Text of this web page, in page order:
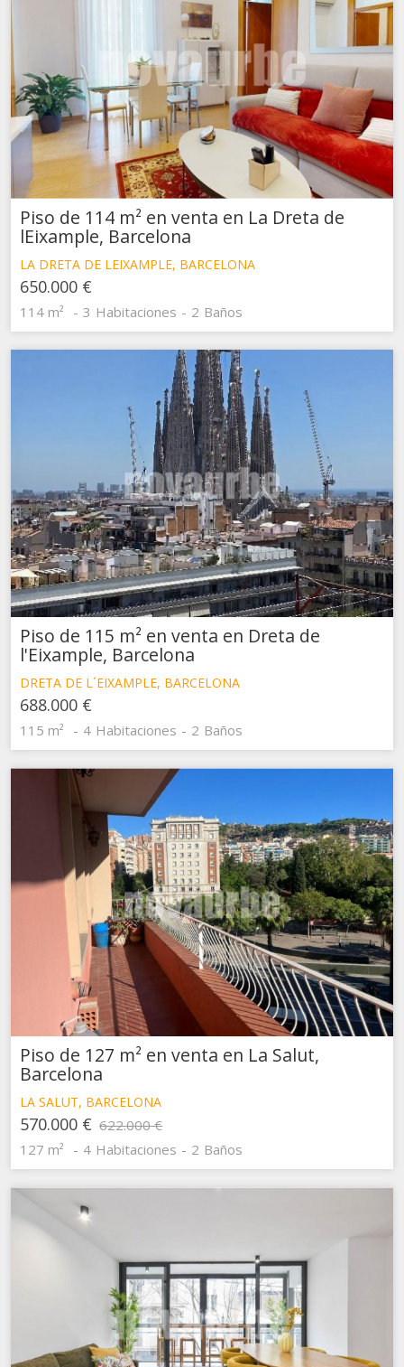
Piso de 114 m² en venta en La Dreta de
lEixample, Barcelona
LA DRETA DE LEIXAMPLE, BARCELONA
650.000 €
114 m² 3 Habitaciones 2 Baños
Piso de 115 m² en venta en Dreta de
l'Eixample, Barcelona
DRETA DE L´EIXAMPLE, BARCELONA
688.000 €
115 m² 4 Habitaciones 2 Baños
Piso de 127 m² en venta en La Salut,
Barcelona
LA SALUT, BARCELONA
570.000 € 622.000 €
127 m²
4 Habitaciones 2 Baños